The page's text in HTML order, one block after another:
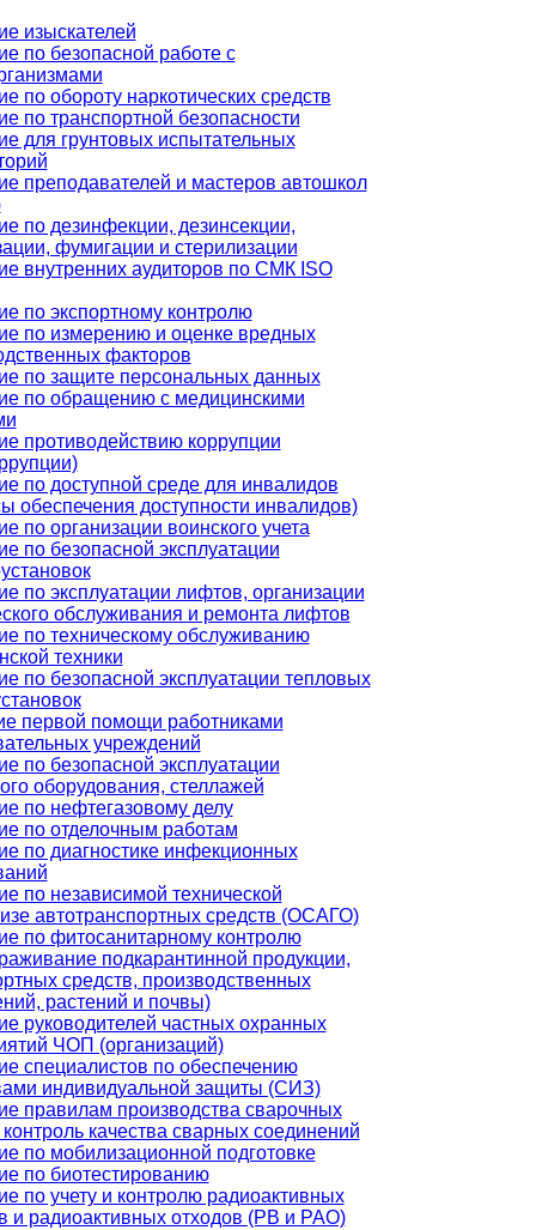
изыскателей
по безопасной работе с
по обороту наркотических средств
по транспортной безопасности
для грунтовых испытательных
преподавателей и мастеров автошкол
по дезинфекции, дезинсекции,
фумигации и стерилизации
внутренних аудиторов по СМК ISO
по экспортному контролю
по измерению и оценке вредных
факторов
по защите персональных данных
по обращению с медицинскими
противодействию коррупции
по доступной среде для инвалидов
обеспечения доступности инвалидов)
по организации воинского учета
по безопасной эксплуатации
по эксплуатации лифтов, организации
обслуживания и ремонта лифтов
по техническому обслуживанию
техники
по безопасной эксплуатации тепловых
первой помощи работниками
учреждений
по безопасной эксплуатации
оборудования, стеллажей
по нефтегазовому делу
по отделочным работам
по диагностике инфекционных
по независимой технической
автотранспортных средств (ОСАГО)
по фитосанитарному контролю
подкарантинной продукции,
средств, производственных
растений и почвы)
руководителей частных охранных
ЧОП (организаций)
специалистов по обеспечению
индивидуальной защиты (СИЗ)
правилам производства сварочных
качества сварных соединений
по мобилизационной подготовке
по биотестированию
по учету и контролю радиоактивных
и радиоактивных отходов (РВ и РАО)